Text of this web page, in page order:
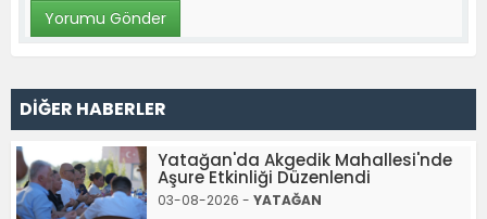
DİĞER HABERLER
Yatağan'da Akgedik Mahallesi'nde
Aşure Etkinliği Düzenlendi
03-08-2026 - YATAĞAN